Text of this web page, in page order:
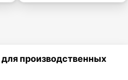
производственных